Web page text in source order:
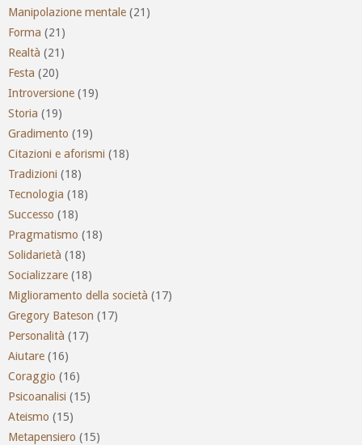
Manipolazione mentale (21)
Forma (21)
Realtà (21)
Festa (20)
Introversione (19)
Storia (19)
Gradimento (19)
Citazioni e aforismi (18)
Tradizioni (18)
Tecnologia (18)
Successo (18)
Pragmatismo (18)
Solidarietà (18)
Socializzare (18)
Miglioramento della società (17)
Gregory Bateson (17)
Personalità (17)
Aiutare (16)
Coraggio (16)
Psicoanalisi (15)
Ateismo (15)
Metapensiero (15)